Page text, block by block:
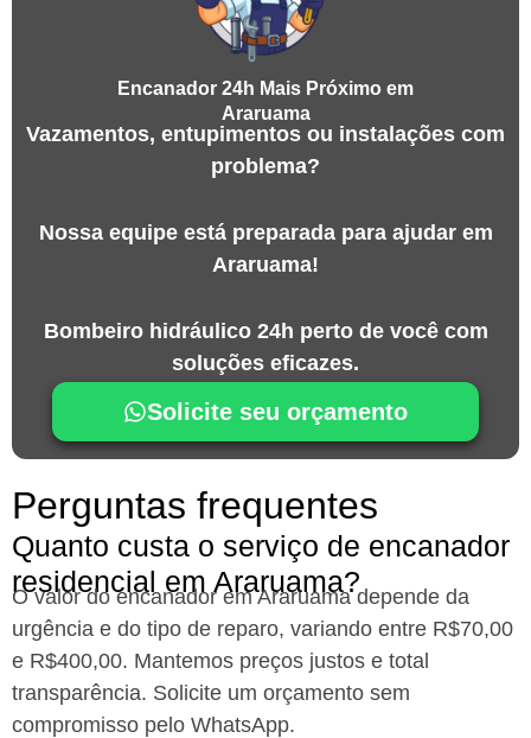
Encanador 24h Mais Próximo em
Araruama
Vazamentos, entupimentos ou instalações com
problema?
Nossa equipe está preparada para ajudar em
Araruama!
Bombeiro hidráulico 24h perto de você com
soluções eficazes.
Solicite seu orçamento
Perguntas frequentes
Quanto custa o serviço de encanador
residencial em Araruama?
O valor do encanador em Araruama depende da
urgência e do tipo de reparo, variando entre R$70,00
e R$400,00. Mantemos preços justos e total
transparência. Solicite um orçamento sem
compromisso pelo WhatsApp.